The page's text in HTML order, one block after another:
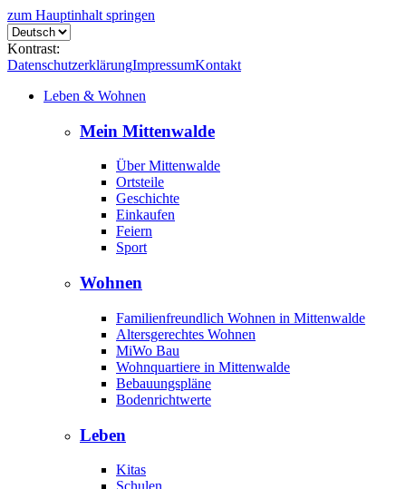
zum Hauptinhalt springen
Kontrast:
DatenschutzerklärungImpressumKontakt
Leben & Wohnen
Mein Mittenwalde
Über Mittenwalde
Ortsteile
Geschichte
Einkaufen
Feiern
Sport
Wohnen
Familienfreundlich Wohnen in Mittenwalde
Altersgerechtes Wohnen
MiWo Bau
Wohnquartiere in Mittenwalde
Bebauungspläne
Bodenrichtwerte
Leben
Kitas